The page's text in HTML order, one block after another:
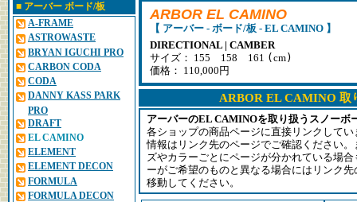
■ アーバー ボード/板
A-FRAME
ASTROWASTE
BRYAN IGUCHI PRO
CARBON CODA
CODA
DANNY KASS PARK
PRO
DRAFT
EL CAMINO
ELEMENT
ELEMENT DECON
FORMULA
FORMULA DECON
ARBOR EL CAMINO
【 アーバー - ボード/板 - EL CAMINO 】
DIRECTIONAL | CAMBER
サイズ： 155 158 161 ( cm)
価格： 110,000円
ARBOR EL CAMINO 取
アーバーのEL CAMINOを取り扱うスノーボ
各ショップの商品ページに直接リンクして
情報はリンク先のページでご確認ください
ズやカラーごとにページが分かれている場
ーがご希望のものと異なる場合にはリンク
移動してください。